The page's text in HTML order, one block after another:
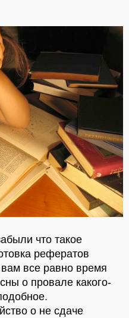
что такое
рефератов
все равно время
о провале какого-
о не сдаче